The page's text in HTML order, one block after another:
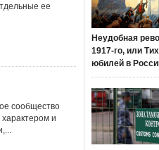
ее
сообщество
и
Неудобная
1917-го, или
юбилей в